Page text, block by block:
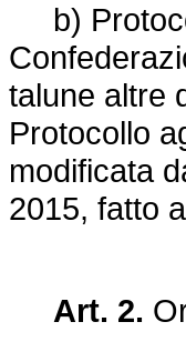
b)
talune altre
Protocollo
modificata
2015, fatto
Art. 2.